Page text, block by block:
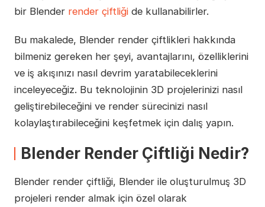
bir Blender render çiftliğide kullanabilirler.
Bu makalede, Blender render çiftlikleri hakkında
bilmeniz gereken her şeyi, avantajlarını, özelliklerini
ve iş akışınızı nasıl devrim yaratabileceklerini
inceleyeceğiz. Bu teknolojinin 3D projelerinizi nasıl
geliştirebileceğini ve render sürecinizi nasıl
kolaylaştırabileceğini keşfetmek için dalış yapın.
Blender Render Çiftliği Nedir?
Blender render çiftliği, Blender ile oluşturulmuş 3D
projeleri render almak için özel olarak